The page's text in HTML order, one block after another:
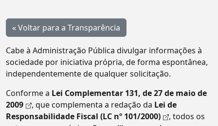
« Voltar para a Transparência
Cabe à Administração Pública divulgar informações à
sociedade por iniciativa própria, de forma espontânea,
independentemente de qualquer solicitação.
Conforme a Lei Complementar 131, de 27 de maio de
2009
, que complementa a redação da Lei de
Responsabilidade Fiscal (LC nº 101/2000)
, todos os